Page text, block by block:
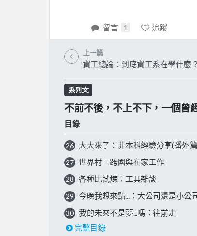
留言 1 追蹤
上一篇
資工總論：到底資工系在學什麼？
系列文
不前不後，不上不下，一個曾
目錄
26 大大來了：非本科經驗分享(番外
27 世界村：跨國與在家工作
28 各種比試煉：工具雜談
29 今晚我想來點...：大公司還是小公
30
我的未來不是夢...嗎：往前走
完整目錄